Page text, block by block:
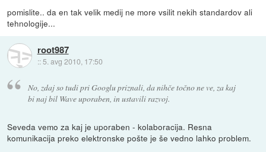
pomislite.. da en tak velik medij ne more vsilit nekih standardov ali
tehnologije...
root987
:: 5. avg 2010, 17:50
No, zdaj so tudi pri Googlu priznali, da nihče točno ne ve, za kaj
bi naj bil Wave uporaben, in ustavili razvoj.
Seveda vemo za kaj je uporaben - kolaboracija. Resna
komunikacija preko elektronske pošte je še vedno lahko problem.